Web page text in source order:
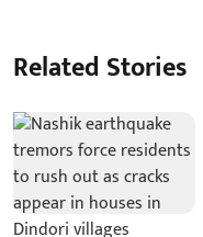
Related Stories